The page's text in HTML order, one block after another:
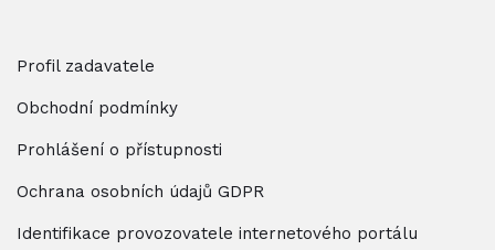
Profil zadavatele
Obchodní podmínky
Prohlášení o přístupnosti
Ochrana osobních údajů GDPR
Identifikace provozovatele internetového portálu